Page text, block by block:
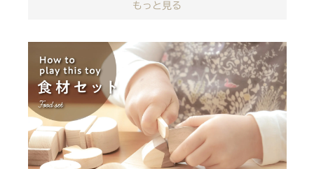
小さな、大きなきっかけ作りを。
コミュニケーションを生むおもちゃ
『これはなあに？』
『こっちはまえ？うしろ？』
『さらさら？つるつる？』
シンプルをつきつめたIKONIHだから
親子の間にはそんな会話が自然と生まれます。
もっと見る